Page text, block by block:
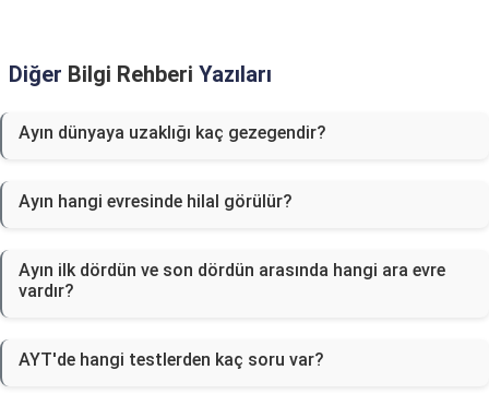
Diğer Bilgi Rehberi Yazıları
Ayın dünyaya uzaklığı kaç gezegendir?
Ayın hangi evresinde hilal görülür?
Ayın ilk dördün ve son dördün arasında hangi ara evre
vardır?
AYT'de hangi testlerden kaç soru var?